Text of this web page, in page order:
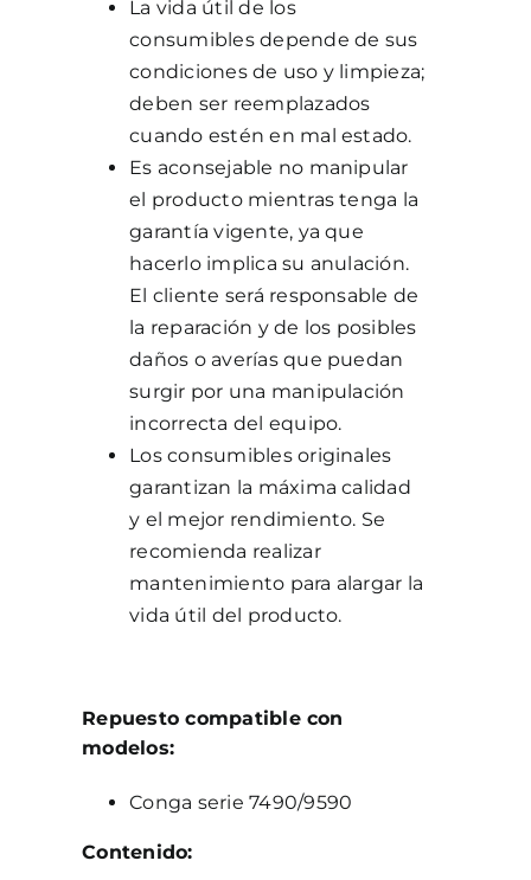
La vida útil de los
consumibles depende de sus
condiciones de uso y limpieza;
deben ser reemplazados
cuando estén en mal estado.
Es aconsejable no manipular
el producto mientras tenga la
garantía vigente, ya que
hacerlo implica su anulación.
El cliente será responsable de
la reparación y de los posibles
daños o averías que puedan
surgir por una manipulación
incorrecta del equipo.
Los consumibles originales
garantizan la máxima calidad
y el mejor rendimiento. Se
recomienda realizar
mantenimiento para alargar la
vida útil del producto.
Repuesto compatible con
modelos:
Conga serie 7490/9590
Contenido: